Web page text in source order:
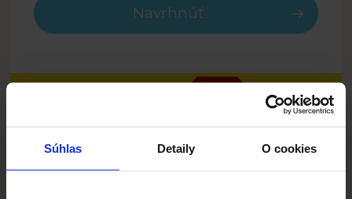
Súhlas Detaily O cookies
Navrhnúť
16.79EUR